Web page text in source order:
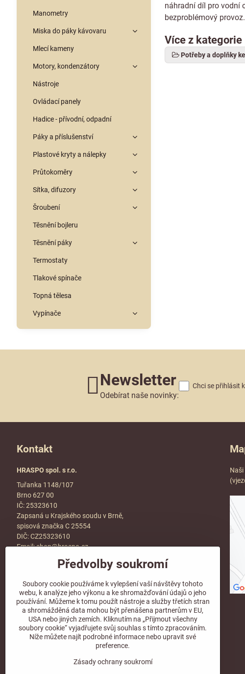
náhradní díl pro vodní
bezproblémový provoz.
Více z kategorie
Potřeby a doplňky
Manometry
Miska do páky kávovaru
Mlecí kameny
Motory, kondenzátory
Nástroje
Ovládací panely
Hadice - přívodní, odpadní
Páky a příslušenství
Plastové kryty a nálepky
Průtokoměry
Sítka, difuzory
Šroubení
Těsnění bojleru
Těsnění páky
Termostaty
Tlakové spínače
Topná tělesa
Vypínače
Newsletter
Odebírat naše novinky:
Chci se přihlásit
Kontakt
HRASPO spol. s r.o.
Tuřanka 1148/107
Brno 627 00
IČ: 25323610
Zapsaná u Krajského soudu v Brně,
spisová značka C 25554
DIČ: CZ25323610
Email:shop@hraspo.cz
Obchodní podmínky
Více info v sekcikontakt
Sledujte naše sociální sítě!
Předvolby soukromí
Soubory cookie používáme k vylepšení vaší návštěvy tohoto
webu, k analýze jeho výkonu a ke shromažďování údajů o jeho
používání. Můžeme k tomu použít nástroje a služby třetích stran
a shromážděná data mohou být přenášena partnerům v EU,
USA nebo jiných zemích. Kliknutím na „Přijmout všechny
soubory cookie“ vyjadřujete svůj souhlas s tímto zpracováním.
Níže můžete najít podrobné informace nebo upravit své
preference.
Zásady ochrany soukromí